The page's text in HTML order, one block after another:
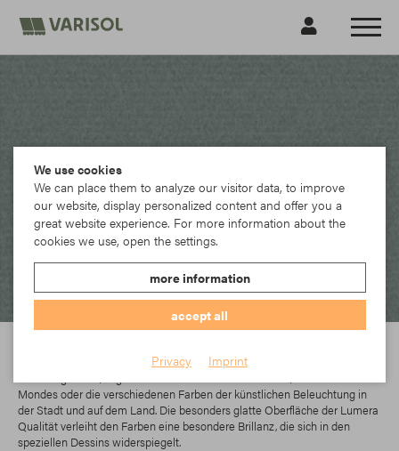
Mondes oder die verschiedenen Farben der künstlichen Beleuchtung in
der Stadt und auf dem Land. Die besonders glatte Oberfläche der Lumera
Qualität verleiht den Farben eine besondere Brillanz, die sich in den
speziellen Dessins widerspiegelt.
We use cookies
We can place them to analyze our visitor data, to improve
our website, display personalized content and offer you a
great website experience. For more information about the
cookies we use, open the settings.
more information
accept all
Privacy Imprint